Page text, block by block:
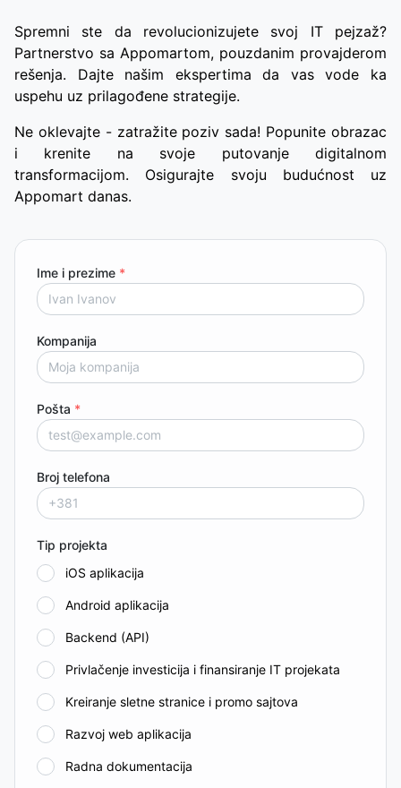
Spremni ste da revolucionizujete svoj IT pejzaž?
Partnerstvo sa Appomartom, pouzdanim provajderom
rešenja. Dajte našim ekspertima da vas vode ka
uspehu uz prilagođene strategije.
Ne oklevajte - zatražite poziv sada! Popunite obrazac
i krenite na svoje putovanje digitalnom
transformacijom. Osigurajte svoju budućnost uz
Appomart danas.
Ime i prezime *
Kompanija
Pošta *
Broj telefona
Tip projekta
iOS aplikacija
Android aplikacija
Backend (API)
Privlačenje investicija i finansiranje IT projekata
Kreiranje sletne stranice i promo sajtova
Razvoj web aplikacija
Radna dokumentacija